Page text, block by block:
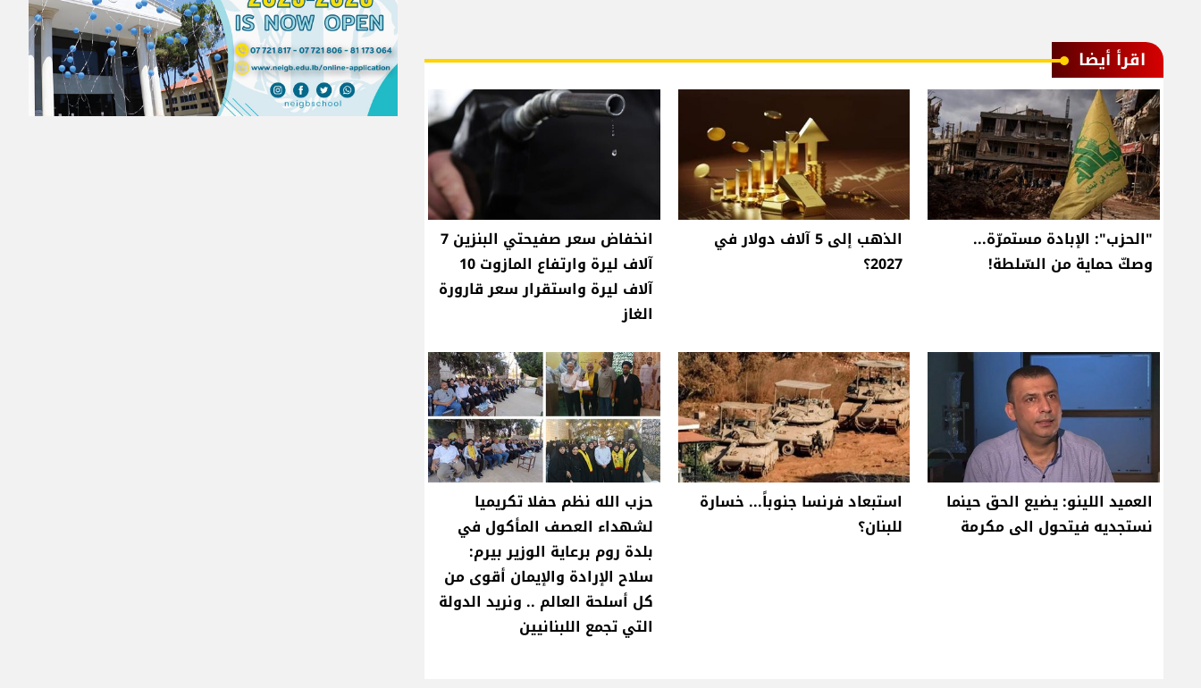
اقرأ أيضا
"الحزب": الإبادة مستمرّة...
وصكّ حماية من السّلطة!
الذهب إلى 5 آلاف دولار في
2027؟
انخفاض سعر صفيحتي البنزين 7
آلاف ليرة وارتفاع المازوت 10
آلاف ليرة واستقرار سعر قارورة
الغاز
العميد اللينو: يضيع الحق حينما
نستجديه فيتحول الى مكرمة
استبعاد فرنسا جنوباً... خسارة
للبنان؟
حزب الله نظم حفلا تكريميا
لشهداء العصف المأكول في
بلدة روم برعاية الوزير بيرم:
سلاح الإرادة والإيمان أقوى من
كل أسلحة العالم .. ونريد الدولة
التي تجمع اللبنانيين